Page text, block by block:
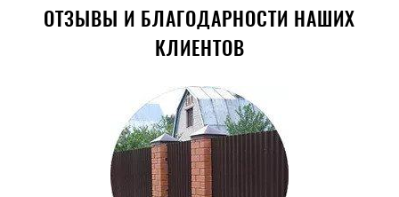
ОТЗЫВЫ И БЛАГОДАРНОСТИ НАШИХ
КЛИЕНТОВ